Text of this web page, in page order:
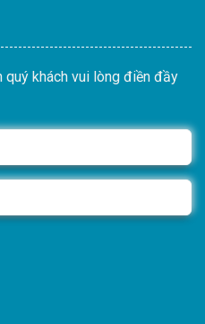
khách vui lòng điền đầy